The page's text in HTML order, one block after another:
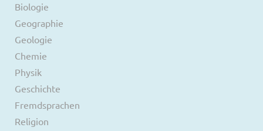
Biologie
Geographie
Geologie
Chemie
Physik
Geschichte
Fremdsprachen
Religion